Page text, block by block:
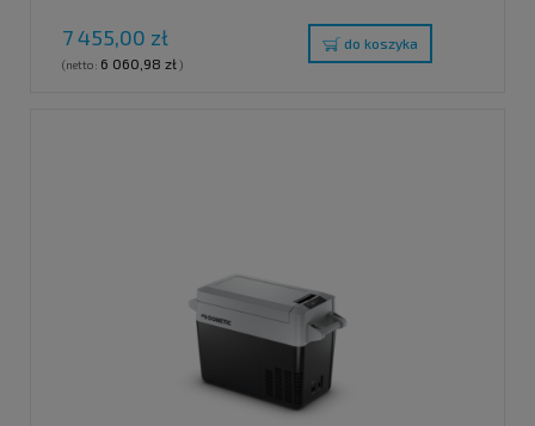
7 455,00 zł
(netto: 6 060,98 zł)
do koszyka